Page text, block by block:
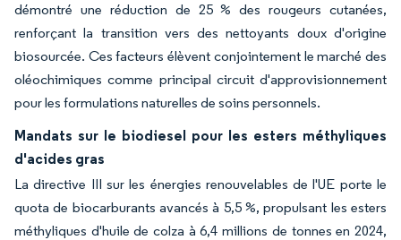
démontré une réduction de 25 % des rougeurs cutanées,
renforçant la transition vers des nettoyants doux d'origine
biosourcée. Ces facteurs élèvent conjointement le marché des
oléochimiques comme principal circuit d'approvisionnement
pour les formulations naturelles de soins personnels.
Mandats sur le biodiesel pour les esters méthyliques
d'acides gras
La directive III sur les énergies renouvelables de l'UE porte le
quota de biocarburants avancés à 5,5 %, propulsant les esters
méthyliques d'huile de colza à 6,4 millions de tonnes en 2024,